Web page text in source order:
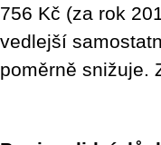
756 Kč (za rok
vedlejší
poměrně snižuje.